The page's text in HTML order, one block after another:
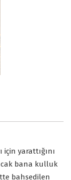
yarattığını
bana kulluk
bahsedilen